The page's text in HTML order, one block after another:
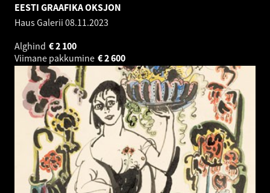
EESTI GRAAFIKA OKSJON
Haus Galerii 08.11.2023
Alghind
2 100
€
Viimane pakkumine
2 600
€